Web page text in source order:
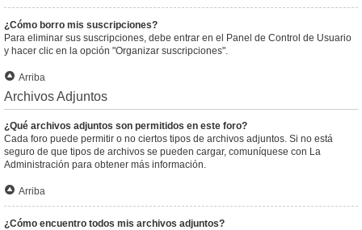
¿Cómo borro mis suscripciones?
Para eliminar sus suscripciones, debe entrar en el Panel de Control de Usuario
y hacer clic en la opción "Organizar suscripciones".
Arriba
Archivos Adjuntos
¿Qué archivos adjuntos son permitidos en este foro?
Cada foro puede permitir o no ciertos tipos de archivos adjuntos. Si no está
seguro de que tipos de archivos se pueden cargar, comuníquese con La
Administración para obtener más información.
Arriba
¿Cómo encuentro todos mis archivos adjuntos?